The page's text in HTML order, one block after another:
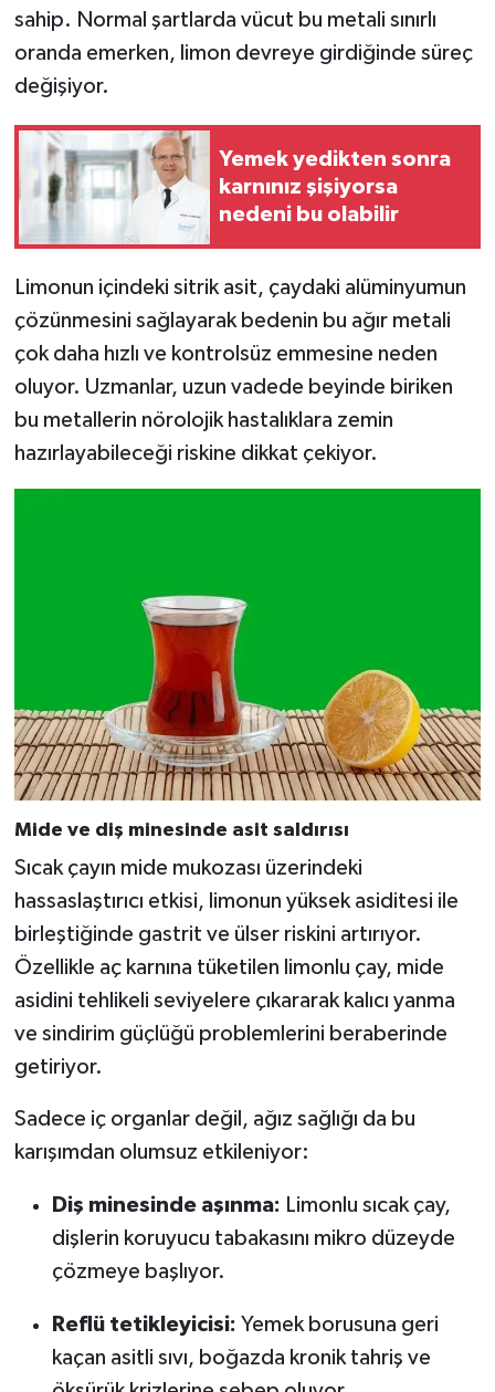
sahip. Normal şartlarda vücut bu metali sınırlı
oranda emerken, limon devreye girdiğinde süreç
değişiyor.
Yemek yedikten sonra
karnınız şişiyorsa
nedeni bu olabilir
Limonun içindeki sitrik asit, çaydaki alüminyumun
çözünmesini sağlayarak bedenin bu ağır metali
çok daha hızlı ve kontrolsüz emmesine neden
oluyor. Uzmanlar, uzun vadede beyinde biriken
bu metallerin nörolojik hastalıklara zemin
hazırlayabileceği riskine dikkat çekiyor.
Mide ve diş minesinde asit saldırısı
Sıcak çayın mide mukozası üzerindeki
hassaslaştırıcı etkisi, limonun yüksek asiditesi ile
birleştiğinde gastrit ve ülser riskini artırıyor.
Özellikle aç karnına tüketilen limonlu çay, mide
asidini tehlikeli seviyelere çıkararak kalıcı yanma
ve sindirim güçlüğü problemlerini beraberinde
getiriyor.
Sadece iç organlar değil, ağız sağlığı da bu
karışımdan olumsuz etkileniyor:
Diş minesinde aşınma: Limonlu sıcak çay,
dişlerin koruyucu tabakasını mikro düzeyde
çözmeye başlıyor.
Reflü tetikleyicisi: Yemek borusuna geri
kaçan asitli sıvı, boğazda kronik tahriş ve